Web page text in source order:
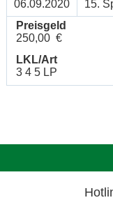
06.09.2020 15.
Preisgeld
250,00 €
LKL/Art
3 4 5 LP